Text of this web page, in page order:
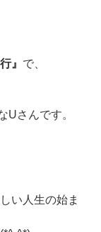
』 で、
Uさんです。
い人生の始ま